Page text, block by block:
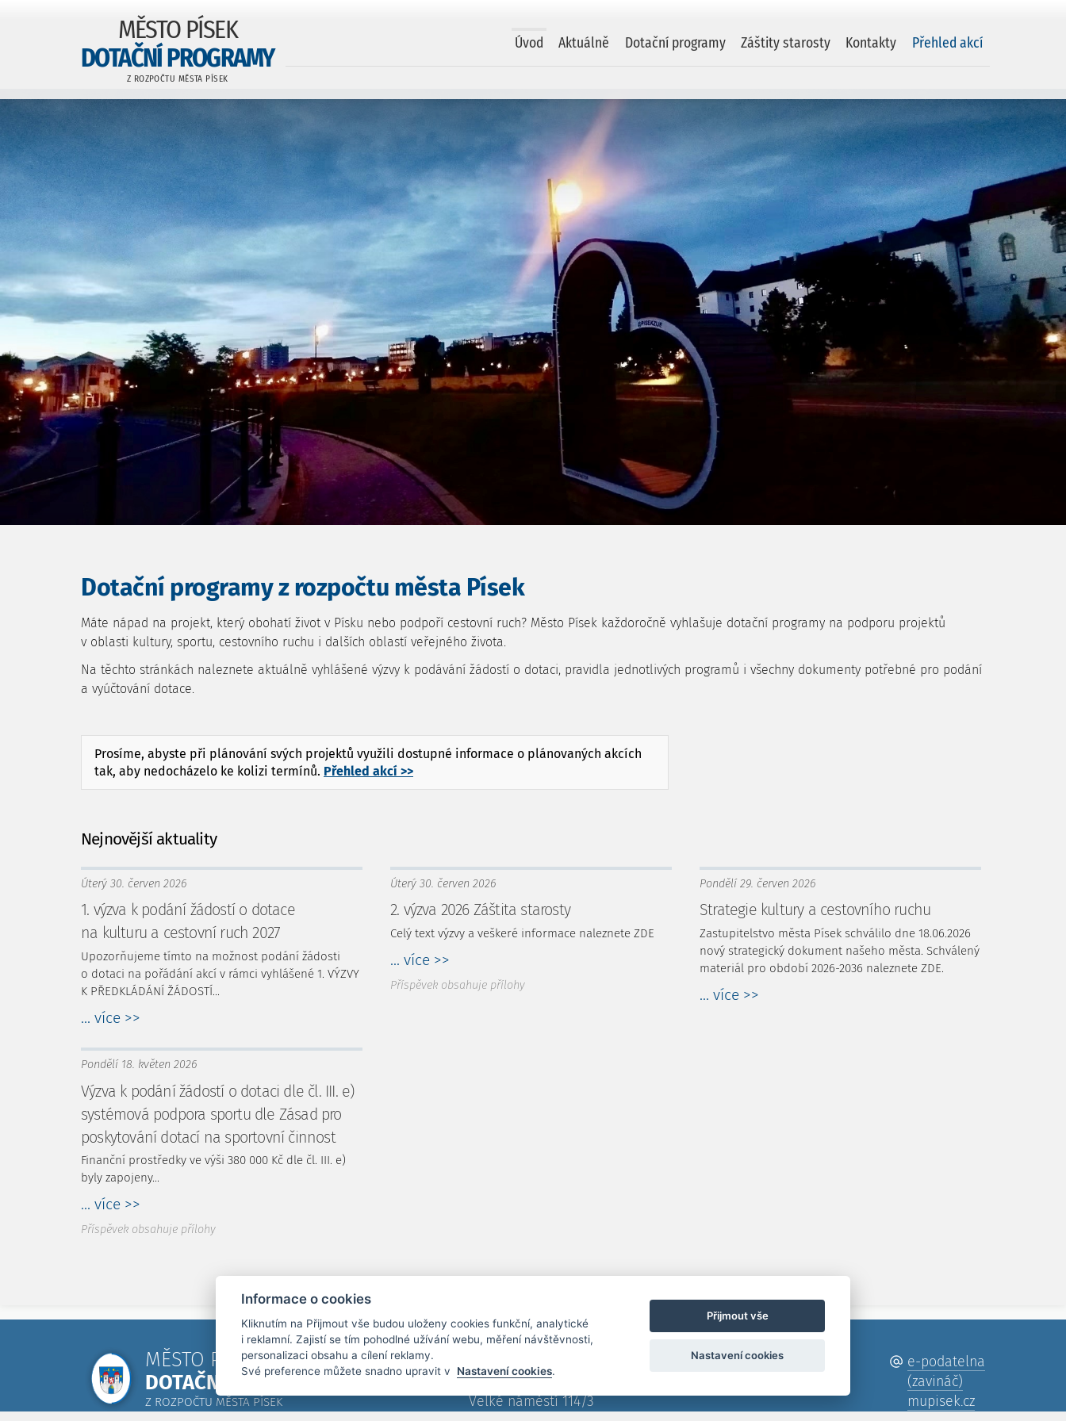
MĚSTO PÍSEK
DOTAČNÍ PROGRAMY
Z ROZPOČTU MĚSTA PÍSEK
Úvod Aktuálně Dotační programy Záštity starosty Kontakty Přehled akcí
Dotační programy z rozpočtu města Písek
Máte nápad na projekt, který obohatí život v Písku nebo podpoří cestovní ruch? Město Písek každoročně vyhlašuje dotační programy na podporu projektů
v oblasti kultury, sportu, cestovního ruchu i dalších oblastí veřejného života.
Na těchto stránkách naleznete aktuálně vyhlášené výzvy k podávání žádostí o dotaci, pravidla jednotlivých programů i všechny dokumenty potřebné pro podání
a vyúčtování dotace.
Prosíme, abyste při plánování svých projektů využili dostupné informace o plánovaných akcích
tak, aby nedocházelo ke kolizi termínů. Přehled akcí >>
Nejnovější aktuality
Úterý 30. červen 2026
1. výzva k podání žádostí o dotace
na kulturu a cestovní ruch 2027
Upozorňujeme tímto na možnost podání žádosti
o dotaci na pořádání akcí v rámci vyhlášené 1. VÝZVY
K PŘEDKLÁDÁNÍ ŽÁDOSTÍ...
... více >>
Úterý 30. červen 2026
2. výzva 2026 Záštita starosty
Celý text výzvy a veškeré informace naleznete ZDE
... více >>
Příspěvek obsahuje přílohy
Pondělí 29. červen 2026
Strategie kultury a cestovního ruchu
Zastupitelstvo města Písek schválilo dne 18.06.2026
nový strategický dokument našeho města. Schválený
materiál pro období 2026-2036 naleznete ZDE.
... více >>
Pondělí 18. květen 2026
Výzva k podání žádostí o dotaci dle čl. III. e)
systémová podpora sportu dle Zásad pro
poskytování dotací na sportovní činnost
Finanční prostředky ve výši 380 000 Kč dle čl. III. e)
byly zapojeny...
... více >>
Příspěvek obsahuje přílohy
MĚSTO PÍSEK
DOTAČNÍ PROGRAMY
Z ROZPOČTU MĚSTA PÍSEK
Město Písek, odbor školství
a kultury
Velké náměstí 114/3
382 330 111
e-podatelna
(zavináč)
mupisek.cz
Informace o cookies
Kliknutím na Přijmout vše budou uloženy cookies funkční, analytické
i reklamní. Zajistí se tím pohodlné užívání webu, měření návštěvnosti,
personalizaci obsahu a cílení reklamy.
Své preference můžete snadno upravit v Nastavení cookies.
Přijmout vše
Nastavení cookies